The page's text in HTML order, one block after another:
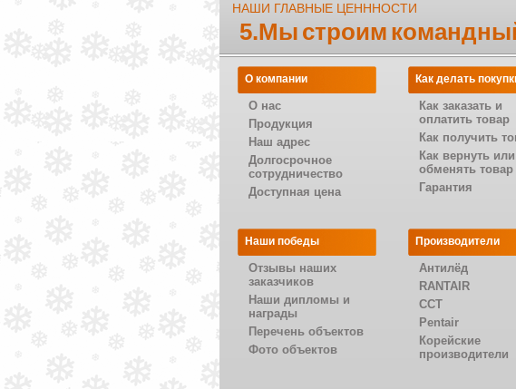
НАШИ ГЛАВНЫЕ ЦЕНННОСТИ
5.Мы строим
О компании
О нас
Продукция
Наш адрес
Долгосрочное
сотрудничество
Доступная цена
Как делать
Как заказать и
оплатить товар
Как получить
Как вернуть или
обменять товар
Гарантия
Наши победы
Отзывы наших
заказчиков
Наши дипломы и
награды
Перечень объектов
Фото объектов
Производители
Антилёд
RANTAIR
CCT
Pentair
Корейские
производители